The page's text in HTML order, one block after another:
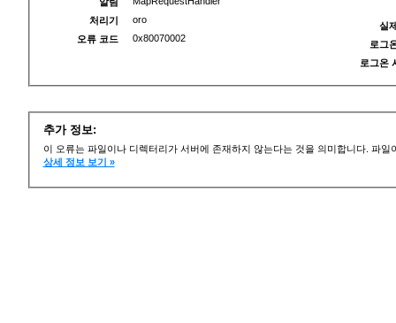
처리기
oro
오류 코드
0x80070002
실
로그
로그온
추가 정보:
이 오류는 파일이나 디렉터리가 서버에 존재하지 않는다는 것을 의미합니다. 파
상세 정보 보기 »